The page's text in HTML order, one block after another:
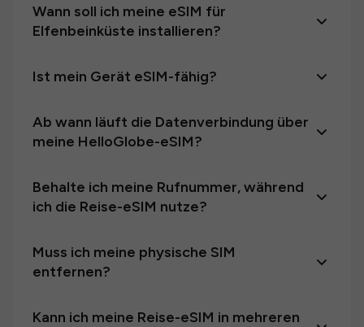
Wann soll ich meine eSIM für
Elfenbeinküste installieren?
Ist mein Gerät eSIM-fähig?
Ab wann läuft die Datenverbindung über
meine HelloGlobe-eSIM?
Behalte ich meine Rufnummer, während
ich die Reise-eSIM nutze?
Muss ich meine physische SIM
entfernen?
Kann ich meine Reise-eSIM in mehreren